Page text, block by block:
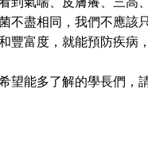
盡相同，我們不應該
富度，就能預防疾病，
能多了解的學長們，